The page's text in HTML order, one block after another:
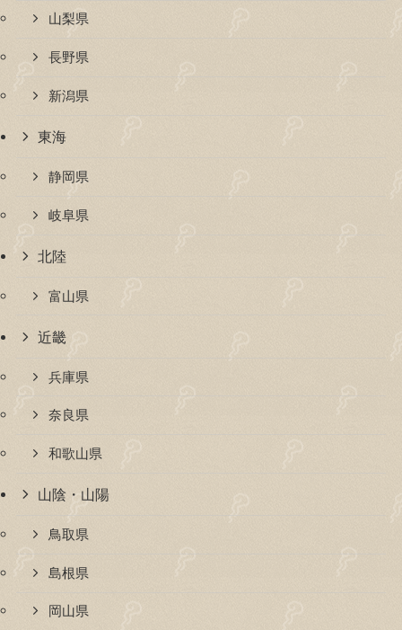
山梨県
長野県
新潟県
東海
静岡県
岐阜県
北陸
富山県
近畿
兵庫県
奈良県
和歌山県
山陰・山陽
鳥取県
島根県
岡山県